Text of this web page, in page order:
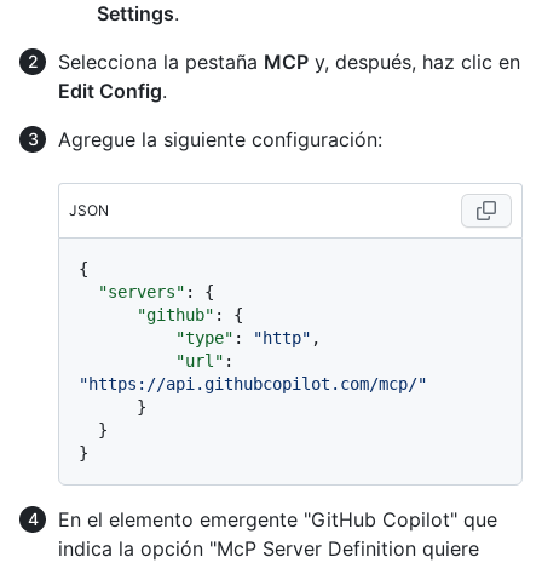
Settings.
Selecciona la pestaña MCP y, después, haz clic en
Edit Config.
Agregue la siguiente configuración:
JSON
{
"servers" :
{
"github" :
{
"type" : "http" ,
"url" :
"https://api.githubcopilot.com/mcp/"
}
}
}
En el elemento emergente "GitHub Copilot" que
indica la opción "McP Server Definition quiere